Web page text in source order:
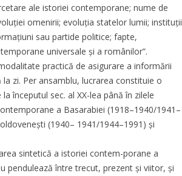
ale istoriei contemporane; nume de
omenirii; evoluția statelor lumii; instituții
sau partide politice; fapte,
universale și a românilor”.
practică de asigurare a informării
zi. Per ansamblu, lucrarea constituie o
începutul sec. al XX-lea până în zilele
a Basarabiei (1918–1940/1941–
(1940– 1941/1944–1991) și
sintetică a istoriei contem-porane a
pendulează între trecut, prezent și viitor, și